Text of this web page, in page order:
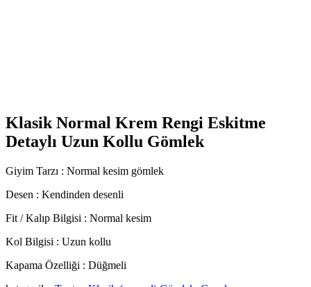
Klasik Normal Krem Rengi Eskitme
Detaylı Uzun Kollu Gömlek
Giyim Tarzı : Normal kesim gömlek
Desen : Kendinden desenli
Fit / Kalıp Bilgisi : Normal kesim
Kol Bilgisi : Uzun kollu
Kapama Özelliği : Düğmeli